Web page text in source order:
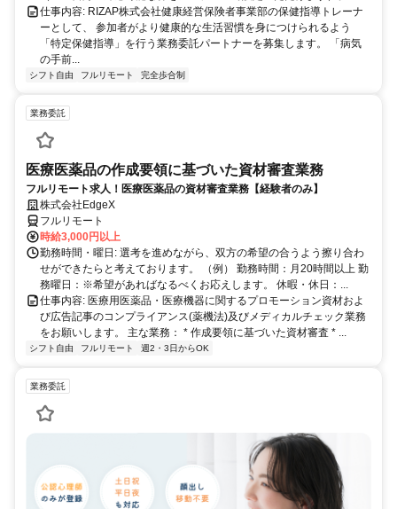
仕事内容: RIZAP株式会社健康経営保険者事業部の保健指導トレーナ
ーとして、 参加者がより健康的な生活習慣を身につけられるよう
「特定保健指導」を行う業務委託パートナーを募集します。 「病気
の手前...
シフト自由 フルリモート 完全歩合制
業務委託
医療医薬品の作成要領に基づいた資材審査業務
フルリモート求人！医療医薬品の資材審査業務【経験者のみ】
株式会社EdgeX
フルリモート
時給3,000円以上
勤務時間・曜日: 選考を進めながら、双方の希望の合うよう擦り合わ
せができたらと考えております。 （例） 勤務時間：月20時間以上 勤
務曜日：※希望があればなるべくお応えします。 休暇・休日：...
仕事内容: 医療用医薬品・医療機器に関するプロモーション資材およ
び広告記事のコンプライアンス(薬機法)及びメディカルチェック業務
をお願いします。 主な業務： * 作成要領に基づいた資材審査 * ...
シフト自由 フルリモート 週2・3日からOK
業務委託